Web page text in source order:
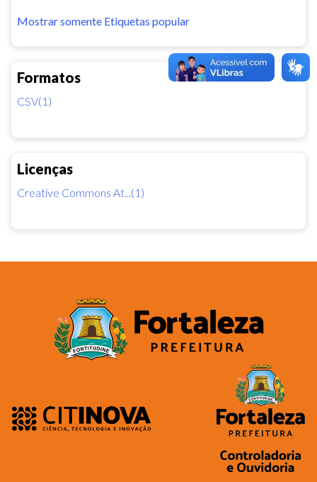
Mostrar somente Etiquetas popular
Formatos
CSV(1)
Licenças
Creative Commons At...(1)